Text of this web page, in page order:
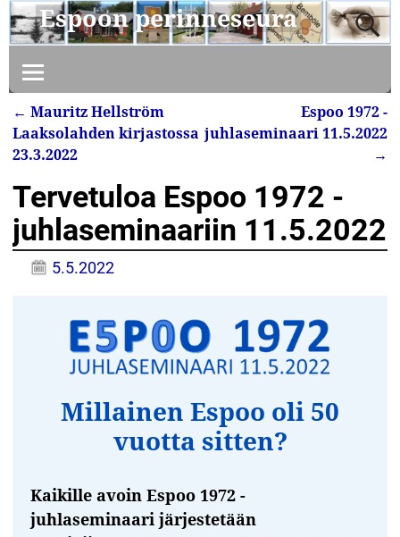
Espoon perinneseura
Artikkelin navigointi
← Mauritz Hellström
Laaksolahden kirjastossa
23.3.2022
Espoo 1972 -
juhlaseminaari 11.5.2022
→
Tervetuloa Espoo 1972 -
juhlaseminaariin 11.5.2022
5.5.2022
Millainen Espoo oli 50
vuotta sitten?
Kaikille avoin Espoo 1972 -
juhlaseminaari järjestetään